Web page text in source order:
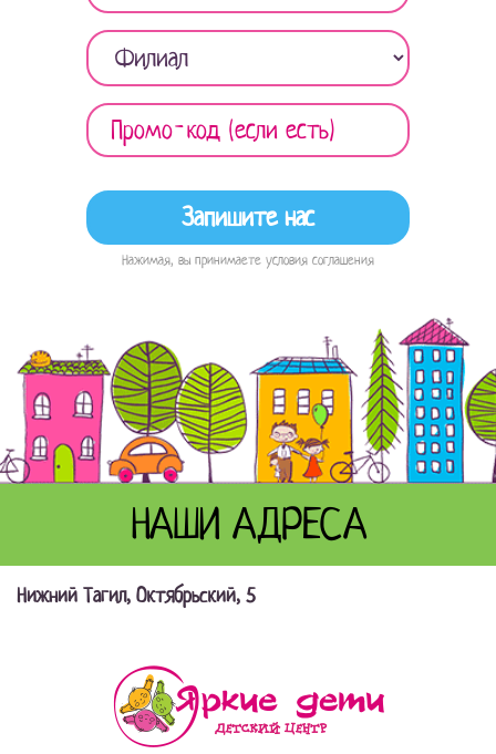
Нажимая, вы принимаете условия соглашения
НАШИ АДРЕСА
Нижний Тагил, Октябрьский, 5